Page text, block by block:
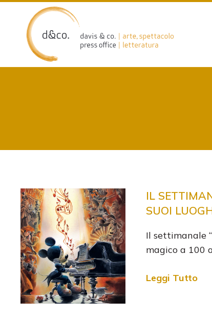
content
IL
SUOI
Il settimanale
magico a 100
Leggi Tutto